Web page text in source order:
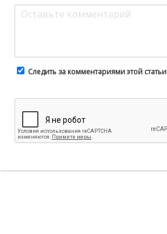
Следить за комментариями этой статьи